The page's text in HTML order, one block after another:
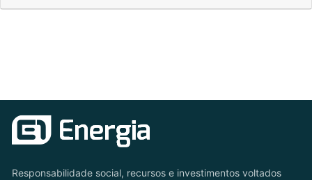
Responsabilidade social, recursos e investimentos voltados